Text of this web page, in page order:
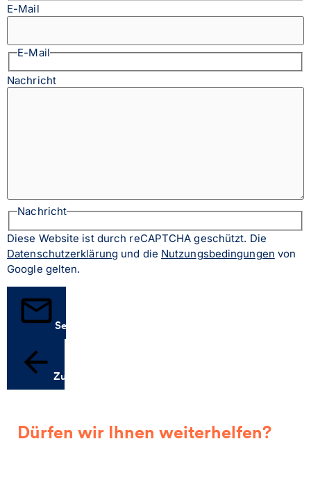
E-Mail
E-Mail
Nachricht
Nachricht
Diese Website ist durch reCAPTCHA geschützt. Die
Datenschutzerklärung und die Nutzungsbedingungen von
Google gelten.
Senden
Zurück
Dürfen wir Ihnen weiterhelfen?